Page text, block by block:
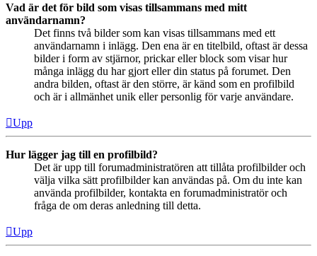
Vad är det för bild som visas tillsammans med mitt
användarnamn?
Det finns två bilder som kan visas tillsammans med ett
användarnamn i inlägg. Den ena är en titelbild, oftast är dessa
bilder i form av stjärnor, prickar eller block som visar hur
många inlägg du har gjort eller din status på forumet. Den
andra bilden, oftast är den större, är känd som en profilbild
och är i allmänhet unik eller personlig för varje användare.
Upp
Hur lägger jag till en profilbild?
Det är upp till forumadministratören att tillåta profilbilder och
välja vilka sätt profilbilder kan användas på. Om du inte kan
använda profilbilder, kontakta en forumadministratör och
fråga de om deras anledning till detta.
Upp